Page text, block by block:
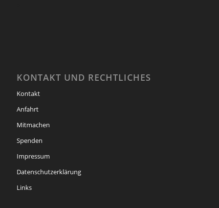
KONTAKT UND RECHTLICHES
Kontakt
Anfahrt
Mitmachen
Spenden
Impressum
Datenschutzerklärung
Links